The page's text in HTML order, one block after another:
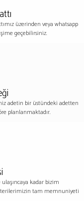
üzerinden veya whatsapp
geçebilirsiniz.
adetin bir üstündeki adetten
planlanmaktadır.
kadar bizim
tam memnuniyeti